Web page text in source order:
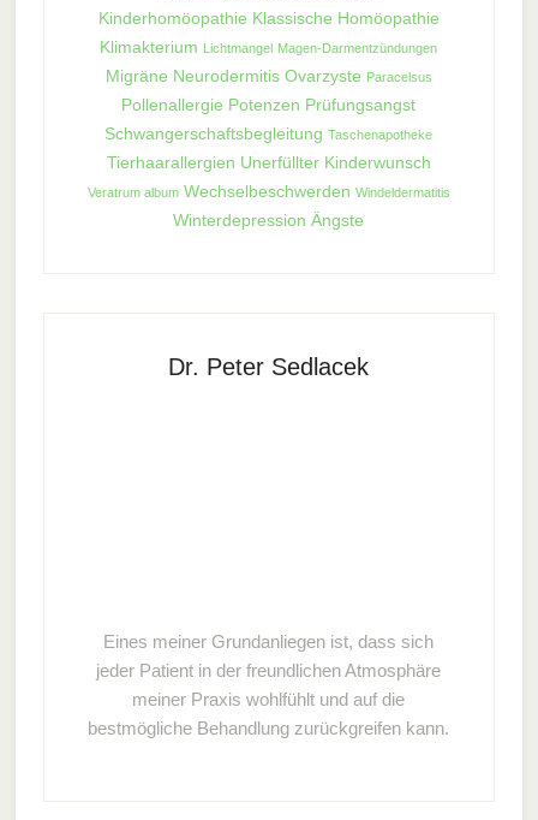
Kinderhomöopathie Klassische Homöopathie
Klimakterium Lichtmangel Magen-Darmentzündungen
Migräne Neurodermitis Ovarzyste Paracelsus
Pollenallergie Potenzen Prüfungsangst
Schwangerschaftsbegleitung Taschenapotheke
Tierhaarallergien Unerfüllter Kinderwunsch
Veratrum album Wechselbeschwerden Windeldermatitis
Winterdepression Ängste
Dr. Peter Sedlacek
Eines meiner Grundanliegen ist, dass sich
jeder Patient in der freundlichen Atmosphäre
meiner Praxis wohlfühlt und auf die
bestmögliche Behandlung zurückgreifen kann.